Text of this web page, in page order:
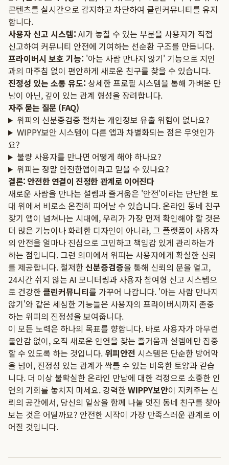
콘텐츠를 실시간으로 감지하고 차단하여 클린커뮤니티를 유지
합니다.
사용자 신고 시스템: AI가 놓칠 수 있는 부분을 사용자가 직접
신고하여 커뮤니티 안전에 기여하는 선순환 구조를 만듭니다.
프라이버시 보호 기능: '아는 사람 만나지 않기' 기능으로 지인
과의 마주침 없이 편안하게 새로운 친구를 찾을 수 있습니다.
진정성 있는 소통 유도: 상세한 프로필 시스템을 통해 가벼운 만
남이 아닌, 깊이 있는 관계 형성을 장려합니다.
자주 묻는 질문 (FAQ)
위피의 신분증검증 절차는 개인정보 유출 위험이 없나요?
WIPPY보안 시스템이 다른 앱과 차별화되는 점은 무엇인가
요?
불량 사용자를 만나면 어떻게 해야 하나요?
위피는 정말 안전한앱이라고 믿을 수 있나요?
결론: 안전한 연결이 진정한 관계로 이어진다
새로운 사람을 만나는 설렘과 즐거움은 '안전'이라는 단단한 토
대 위에서 비로소 온전히 피어날 수 있습니다. 온라인 동네 친구
찾기 앱이 넘쳐나는 시대에, 우리가 가장 먼저 확인해야 할 것은
더 많은 기능이나 화려한 디자인이 아니라, 그 플랫폼이 사용자
의 안전을 얼마나 진심으로 고민하고 책임감 있게 관리하는가
하는 점입니다. 그런 의미에서 위피는 사용자에게 확실한 신뢰
를 제공합니다. 철저한신분증검증을 통해 신뢰의 문을 열고,
24시간 쉬지 않는 AI 모니터링과 사용자 참여형 신고 시스템으
로 건강한클린커뮤니티를 가꾸어 나갑니다. '아는 사람 만나지
않기'와 같은 세심한 기능들은 사용자의 프라이버시까지 존중
하는 위피의 진정성을 보여줍니다.
이 모든 노력은 하나의 목표를 향합니다. 바로 사용자가 아무런
불안감 없이, 오직 새로운 인연을 찾는 즐거움과 설렘에만 집중
할 수 있도록 하는 것입니다. 위피안전 시스템은 단순한 방어막
을 넘어, 진정성 있는 관계가 싹틀 수 있는 비옥한 토양과 같습
니다. 더 이상 불확실한 온라인 만남에 대한 걱정으로 소중한 인
연의 기회를 놓치지 마세요. 강력한WIPPY보안이 지켜주는 신
뢰의 공간에서, 당신의 일상을 함께 나눌 멋진 동네 친구를 찾아
보는 것은 어떨까요? 안전한 시작이 가장 만족스러운 관계로 이
어질 것입니다.